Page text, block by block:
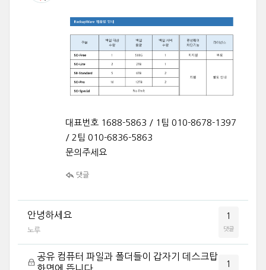
대표번호 1688-5863 / 1팀 010-8678-1397
/ 2팀 010-6836-5863
문의주세요
댓글
안녕하세요
노루
1
댓글
공유 컴퓨터 파일과 폴더들이 갑자기 데스크탑
1